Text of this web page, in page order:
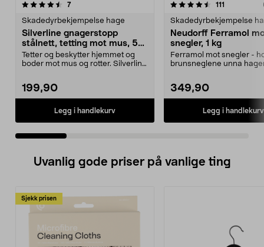
7anmeldelser
Skadedyrbekjempelse hage
Silverline gnagerstopp
stålnett, tetting mot mus, 5
cm x 10 m
Tetter og beskytter hjemmet og
boder mot mus og rotter. Silverline
199,90
Legg i handlekurv
4.5 av 5 stjerner 111
Skadedyrbekjempelse
Neudorff Ferramol
snegler, 1 kg
Ferramol mot snegler -
brunsneglene unna
349,90
Legg i handlekurv
3.5 av 5 stjerner
Uvanlig gode priser på vanlige ting
Sjekk prisen